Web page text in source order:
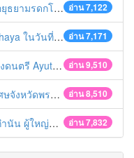
อ่าน 7,122
ยามรดกโลก
อ่าน 7,171
ธันวาคม 2560
อ่าน 9,510
of the bands
อ่าน 8,510
ศรีอยุธยา 2560
อ่าน 7,832
หญ่บ้าน ฯลฯ